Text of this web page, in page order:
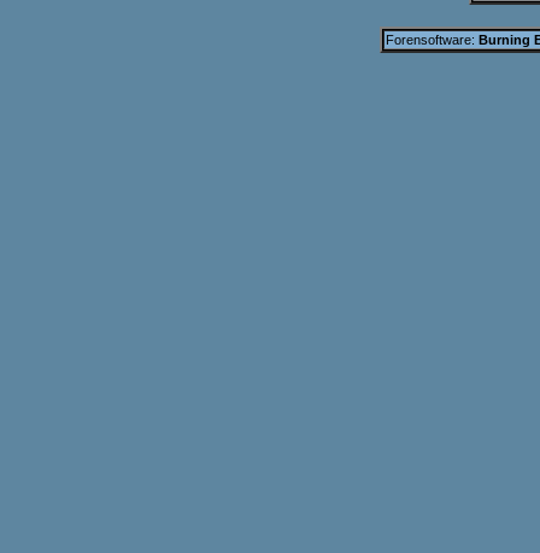
Forensoftware: Burning